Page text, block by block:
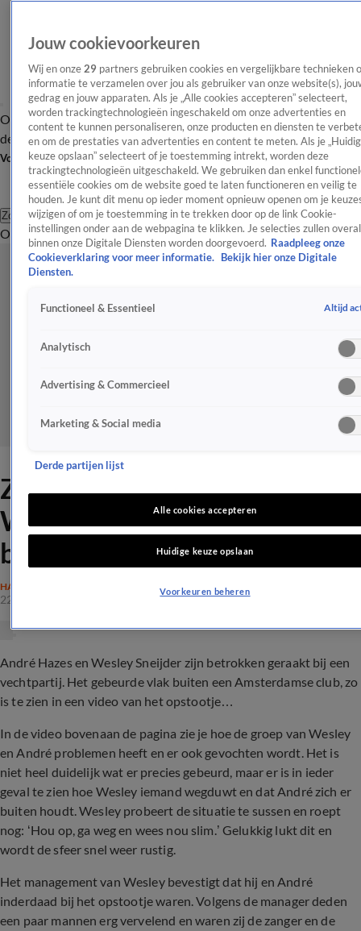
OverzichtAfleveringen Entertainment TV Algemeen
Tip
de redactieNieuwsbrief
Volg Shownieuws
Zoeken
OverzichtEntertainmentSpraakmakendRealityCrimeVideo's
ZIEN: André Hazes en
Wesley Sneijder betrokken
bij opstootje
HAZES
22 feb 2022, 19:08
André Hazes en Wesley Sneijder zijn betrokken geraakt bij een
vechtpartij. Het gebeurde vlak buiten een Amsterdamse club, zo
is te zien in een video van het opstootje…
In de video bovenaan de pagina zie je hoe de groep van Wesley
en André problemen heeft en er ook gevochten wordt. Het is
niet heel duidelijk wat er precies gebeurd, maar er is in ieder
geval te zien hoe Wesley iemand wegduwt en dat André zich er
buiten houdt. Wesley probeert de situatie te sussen en roept
nog: ‘Hou op, ga weg en wees nou slim.’ Gelukkig lukt dit en
wordt de sfeer snel weer rustig.
Het management van Wesley bevestigt dat hij en André
inderdaad bij het opstootje waren. Volgens de manager deden
een paar mannen erg vervelend en waren zij de zanger en de
Jouw cookievoorkeuren
Wij en onze 29 partners gebruiken cookies en vergelijkbare technieken
informatie te verzamelen over jou als gebruiker van onze website(s),
gedrag en jouw apparaten. Als je „Alle cookies accepteren” selecteert,
worden trackingtechnologieën ingeschakeld om onze advertenties en
content te kunnen personaliseren, onze producten en diensten te
en om de prestaties van advertenties en content te meten. Als je
keuze opslaan” selecteert of je toestemming intrekt, worden deze
trackingtechnologieën uitgeschakeld. We gebruiken dan enkel
essentiële cookies om de website goed te laten functioneren en veilig te
houden. Je kunt dit menu op ieder moment opnieuw openen om je
wijzigen of om je toestemming in te trekken door op de link Cookie-
instellingen onder aan de webpagina te klikken. Je selecties zullen overal
binnen onze Digitale Diensten worden doorgevoerd. Raadpleeg onze
Cookieverklaring voor meer informatie.
Bekijk hier onze Digitale
Diensten.
Functioneel & Essentieel Altijd
Analytisch
Advertising & Commercieel
Marketing & Social media
Derde partijen lijst
Alle cookies accepteren
Huidige keuze opslaan
Voorkeuren beheren